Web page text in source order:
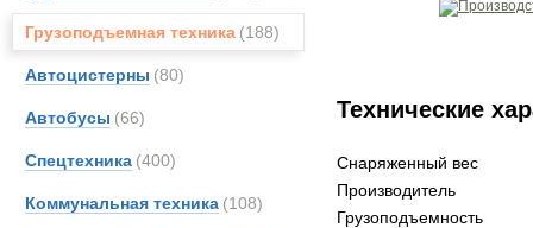
Грузоподъемная техника (188)
Автоцистерны (80)
Автобусы (66)
Спецтехника (400)
Коммунальная техника (108)
Технические
Снаряженный вес
Производитель
Грузоподъемность